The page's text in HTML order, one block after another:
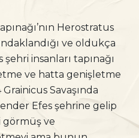
Herostratus
ve oldukça
insanları tapınağı
ve hatta genişletme
Savaşında
Efes şehrine gelip
görmüş ve